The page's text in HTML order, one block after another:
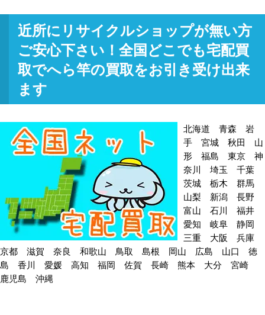
近所にリサイクルショップが無い方
ご安心下さい！全国どこでも宅配買
取でへら竿の買取をお引き受け出来
ます
北海道 青森 岩
手 宮城 秋田 山
形 福島 東京 神
奈川 埼玉 千葉
茨城 栃木 群馬
山梨 新潟 長野
富山 石川 福井
愛知 岐阜 静岡
三重 大阪 兵庫
京都 滋賀 奈良 和歌山 鳥取 島根 岡山 広島 山口 徳
島 香川 愛媛 高知 福岡 佐賀 長崎 熊本 大分 宮崎
鹿児島 沖縄